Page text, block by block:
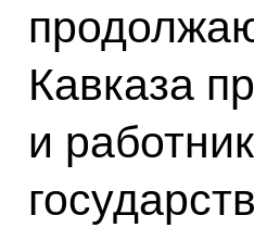
Кавказа
и